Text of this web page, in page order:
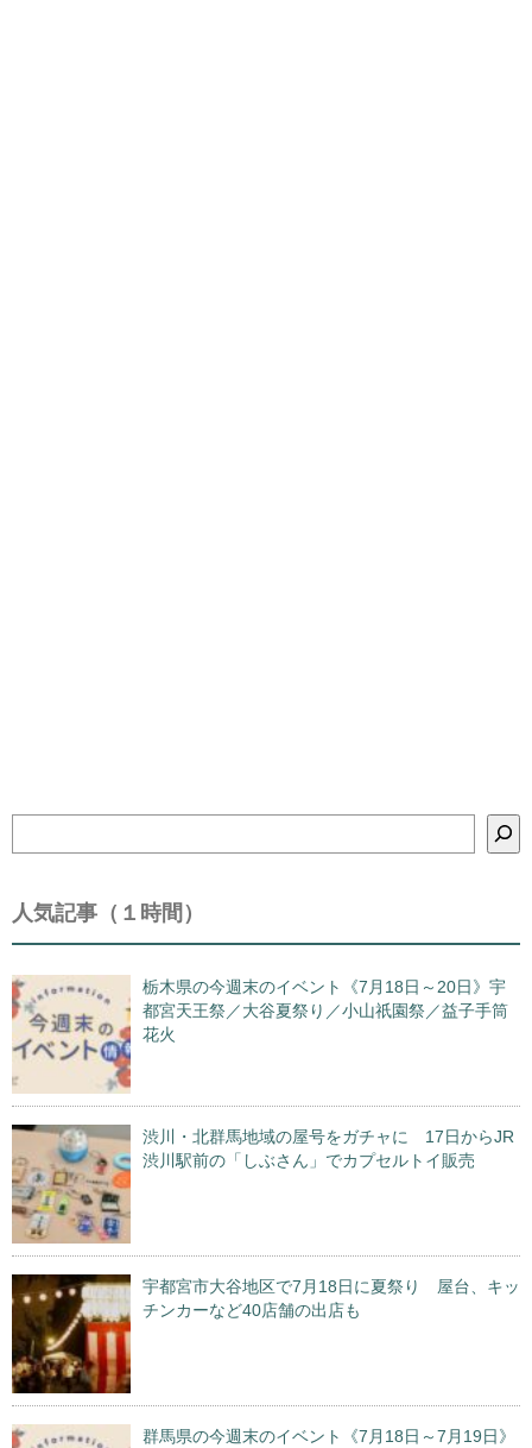
索
人気記事（１時間）
栃木県の今週末のイベント《7月18日～20日》宇
都宮天王祭／大谷夏祭り／小山祇園祭／益子手筒
花火
渋川・北群馬地域の屋号をガチャに 17日からJR
渋川駅前の「しぶさん」でカプセルトイ販売
宇都宮市大谷地区で7月18日に夏祭り 屋台、キッ
チンカーなど40店舗の出店も
群馬県の今週末のイベント《7月18日～7月19日》